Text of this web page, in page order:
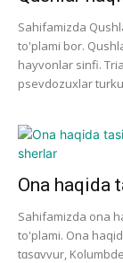
Sahifamizda
to'plami bor.
hayvonlar sinfi.
psevdozuxlar
Ona haqida
Sahifamizda ona
to'plami. Ona
tɑsɑvvur,